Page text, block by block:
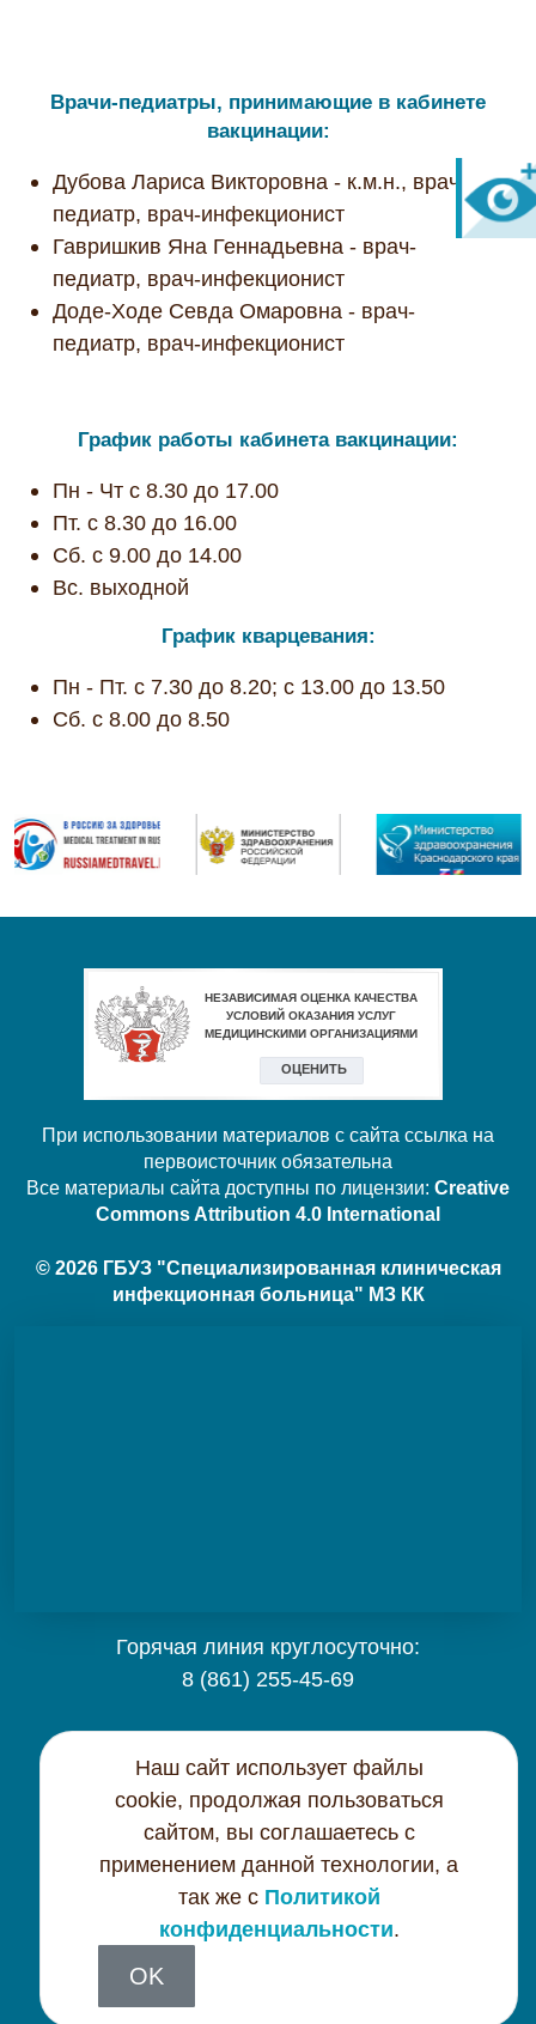
Врачи-педиатры, принимающие в кабинете
вакцинации:
Дубова Лариса Викторовна - к.м.н., врач-
педиатр, врач-инфекционист
Гавришкив Яна Геннадьевна - врач-
педиатр, врач-инфекционист
Доде-Ходе Севда Омаровна - врач-
педиатр, врач-инфекционист
График работы кабинета вакцинации:
Пн - Чт с 8.30 до 17.00
Пт. с 8.30 до 16.00
Сб. с 9.00 до 14.00
Вс. выходной
График кварцевания:
Пн - Пт. с 7.30 до 8.20; с 13.00 до 13.50
Сб. с 8.00 до 8.50
При использовании материалов с сайта ссылка на
первоисточник обязательна
Все материалы сайта доступны по лицензии: Creative
Commons Attribution 4.0 International
© 2026 ГБУЗ "Специализированная клиническая
инфекционная больница" МЗ КК
Горячая линия круглосуточно:
8 (861) 255-45-69
Контактная информация
Политика конфиденциальности
Наш сайт использует файлы
cookie, продолжая пользоваться
сайтом, вы соглашаетесь с
применением данной технологии, а
так же с Политикой
конфиденциальности.
OK